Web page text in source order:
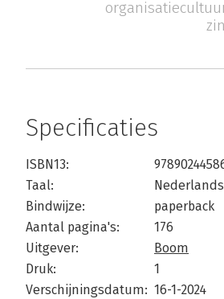
Specificaties
ISBN13:
Taal:
Nederlands
Bindwijze:
paperback
Aantal pagina's:
176
Uitgever:
Boom
Druk:
1
Verschijningsdatum: 16-1-2024